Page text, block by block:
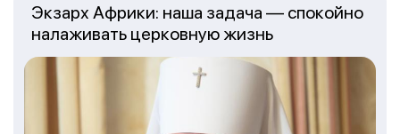
Экзарх Африки: наша задача — спокойно
налаживать церковную жизнь